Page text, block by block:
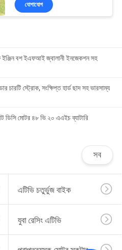
যোগাযোগ
ইঞ্জিন বশ ইএফআই জ্বালানী ইনজেকশন সহ
স্ট্রোক, সংক্ষিপ্ত হার্ড ছাদ সহ ভারসাম্য
ডিসি মোটর ৪৮ ভি ২০ এএইচ ব্যাটারি
সব
এটিভি চতুর্ভুজ বাইক
যুবা রেসিং এটিভি